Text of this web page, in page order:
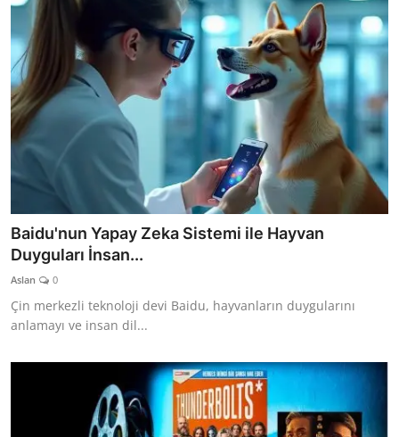
Baidu'nun Yapay Zeka Sistemi ile Hayvan
Duyguları İnsan...
Aslan 0
Çin merkezli teknoloji devi Baidu, hayvanların duygularını
anlamayı ve insan dil...